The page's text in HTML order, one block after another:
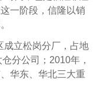
一阶段，信隆以销
成立松岗分厂，占地
分公司；2010年，
华东、华北三大重